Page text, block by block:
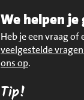
We helpen je
Heb je een vraag of
veelgestelde
ons op.
Tip!